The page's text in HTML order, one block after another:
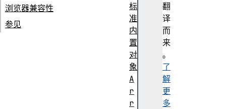
翻
译
而
来
。
了
解
更
多
浏览器兼容性
参见
标
准
内
置
对
象
A
r
r